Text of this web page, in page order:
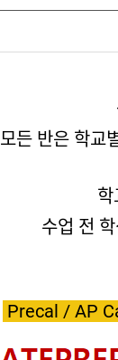
모든 반은 학교
수업 전
Precal / AP